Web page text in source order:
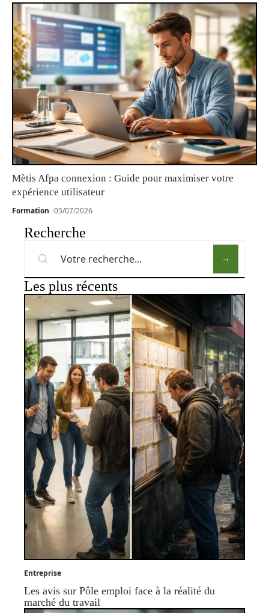
Mètis Afpa connexion : Guide pour maximiser votre
expérience utilisateur
Formation 05/07/2026
Recherche
Les plus récents
Entreprise
Les avis sur Pôle emploi face à la réalité du
marché du travail